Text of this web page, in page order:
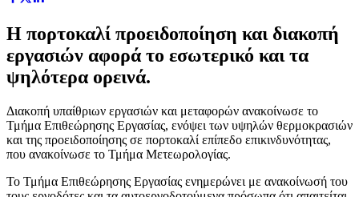
Η πορτοκαλί προειδοποίηση και διακοπή
εργασιών αφορά το εσωτερικό και τα
ψηλότερα ορεινά.
Διακοπή υπαίθριων εργασιών και μεταφορών ανακοίνωσε το
Τμήμα Επιθεώρησης Εργασίας, ενόψει των υψηλών θερμοκρασιών
και της προειδοποίησης σε πορτοκαλί επίπεδο επικινδυνότητας,
που ανακοίνωσε το Τμήμα Μετεωρολογίας.
Το Τμήμα Επιθεώρησης Εργασίας ενημερώνει με ανακοίνωσή του